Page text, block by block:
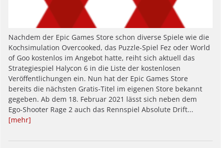
Nachdem der Epic Games Store schon diverse Spiele wie die
Kochsimulation Overcooked, das Puzzle-Spiel Fez oder World
of Goo kostenlos im Angebot hatte, reiht sich aktuell das
Strategiespiel Halycon 6 in die Liste der kostenlosen
Veröffentlichungen ein. Nun hat der Epic Games Store
bereits die nächsten Gratis-Titel im eigenen Store bekannt
gegeben. Ab dem 18. Februar 2021 lässt sich neben dem
Ego-Shooter Rage 2 auch das Rennspiel Absolute Drift...
[mehr]